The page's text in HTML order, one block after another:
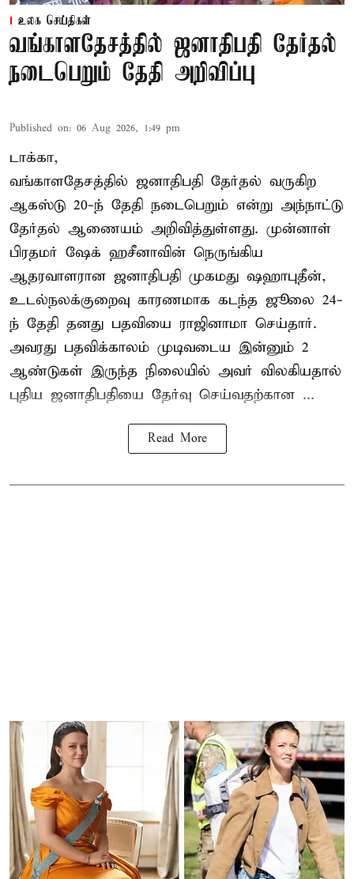
உலக செய்திகள்
வங்காளதேசத்தில் ஜனாதிபதி தேர்தல்
நடைபெறும் தேதி அறிவிப்பு
Published on: 06 Aug 2026, 1:49 pm
டாக்கா,
வங்காளதேசத்தில் ஜனாதிபதி தேர்தல் வருகிற
ஆகஸ்டு 20-ந் தேதி நடைபெறும் என்று அந்நாட்டு
தேர்தல் ஆணையம் அறிவித்துள்ளது. முன்னாள்
பிரதமர் ஷேக் ஹசீனாவின் நெருங்கிய
ஆதரவாளரான ஜனாதிபதி முகமது ஷஹாபுதீன்,
உடல்நலக்குறைவு காரணமாக கடந்த ஜூலை 24-
ந் தேதி தனது பதவியை ராஜினாமா செய்தார்.
அவரது பதவிக்காலம் முடிவடைய இன்னும் 2
ஆண்டுகள் இருந்த நிலையில் அவர் விலகியதால்
புதிய ஜனாதிபதியை தேர்வு செய்வதற்கான ...
Read More